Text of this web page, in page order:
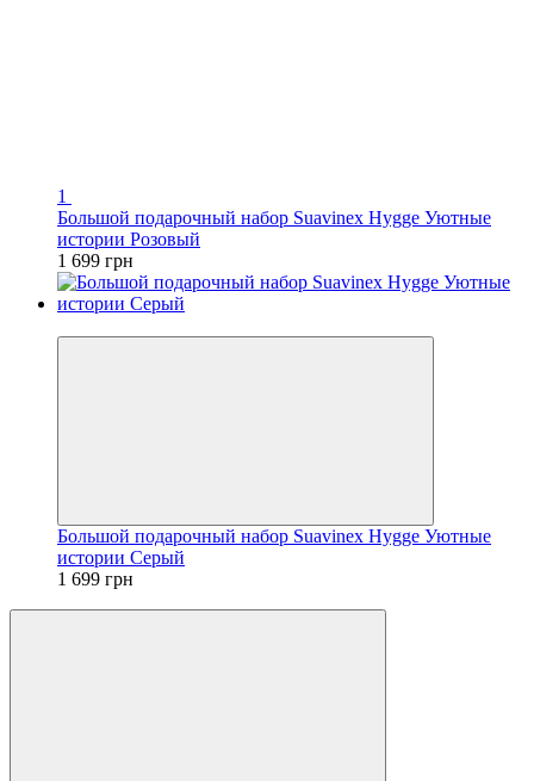
1
Большой подарочный набор Suavinex Hygge Уютные
истории Розовый
1 699 грн
Большой подарочный набор Suavinex Hygge Уютные
истории Серый
1 699 грн